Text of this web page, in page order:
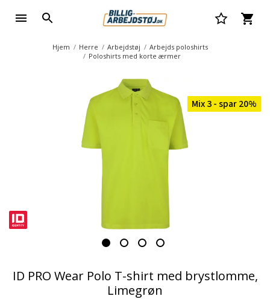
Hjem Herre Arbejdstøj
Arbejds poloshirts
Poloshirts med korte ærmer
Mix 3 - spar 20%
ID PRO Wear Polo T-shirt med brystlomme,
Limegrøn